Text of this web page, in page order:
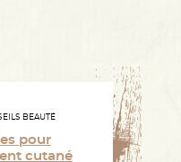
BEAUTÉ
pour
cutané